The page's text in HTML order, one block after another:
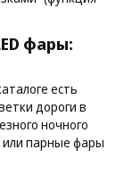
фары:
есть
дороги в
ночного
или парные фары